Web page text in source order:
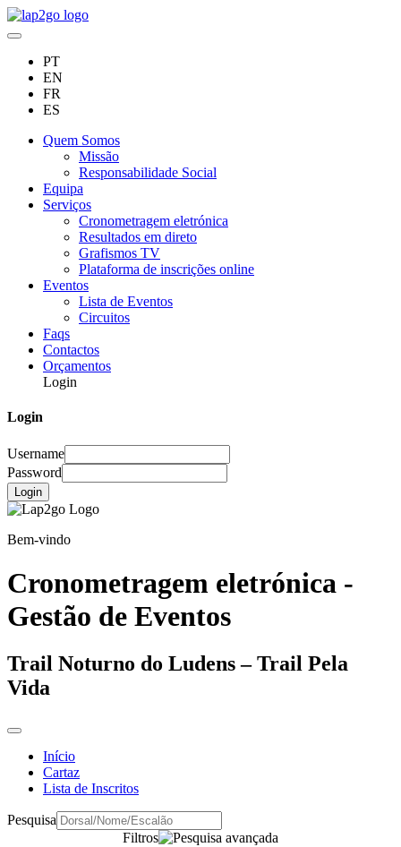
PT
EN
FR
ES
Quem Somos
Missão
Responsabilidade Social
Equipa
Serviços
Cronometragem eletrónica
Resultados em direto
Grafismos TV
Plataforma de inscrições online
Eventos
Lista de Eventos
Circuitos
Faqs
Contactos
Orçamentos
Login
Login
Username
Password
Login
Bem-vindo
Cronometragem eletrónica -
Gestão de Eventos
Trail Noturno do Ludens – Trail Pela
Vida
Início
Cartaz
Lista de Inscritos
Pesquisa
Filtros